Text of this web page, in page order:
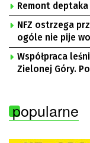
Remont
NFZ ostrzega
ogóle nie pije
Współpraca
Zielonej Góry.
popularne